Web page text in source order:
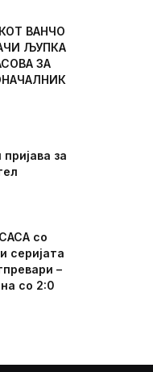
ВАНЧО
ЉУПКА
ЗА
за
со
серијата
–
со 2:0